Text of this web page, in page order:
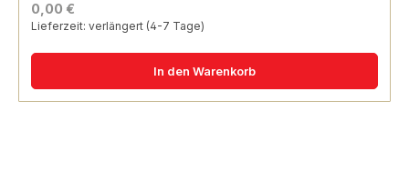
0,00 €
Lieferzeit: verlängert (4-7 Tage)
In den Warenkorb